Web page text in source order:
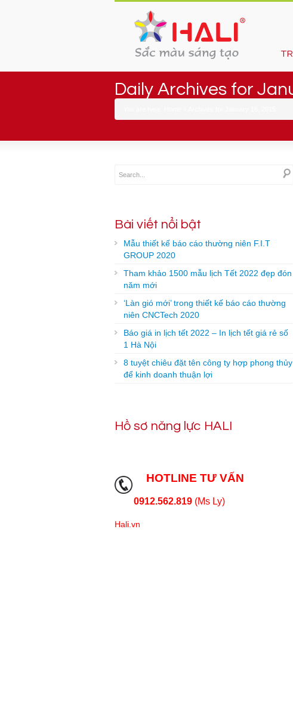
Daily Archives for
Bài viết nổi bật
Mẫu thiết kế báo cáo thường niên F.I.T
GROUP 2020
Tham khảo 1500 mẫu lịch Tết 2022 đẹp đón
năm mới
‘Làn gió mới’ trong thiết kế báo cáo thường
niên CNCTech 2020
Báo giá in lịch tết 2022 – In lịch tết giá rẻ số
1 Hà Nội
8 tuyệt chiêu đặt tên công ty hợp phong thủy
để kinh doanh thuận lợi
Hồ sơ năng lực HALI
HOTLINE TƯ VẤN
0912.562.819 (Ms Ly)
Hali.vn